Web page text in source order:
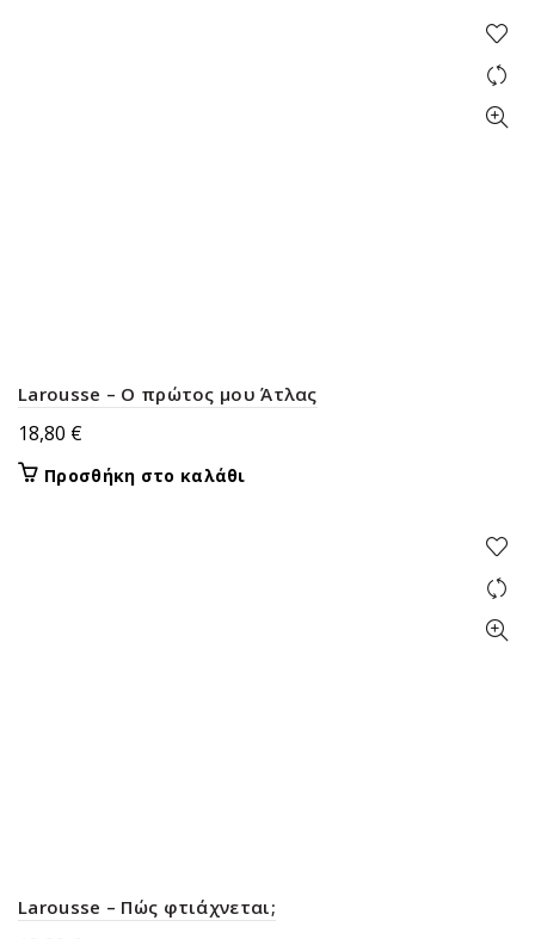
Larousse – Ο πρώτος μου Άτλας
18,80 €
Προσθήκη στο καλάθι
Larousse – Πώς φτιάχνεται;